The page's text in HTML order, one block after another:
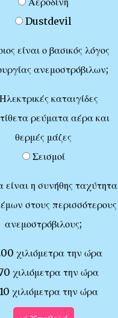
Dustdevil
είναι ο βασικός λόγος
ανεμοστρόβιλων;
καταιγίδες
ρεύματα αέρα και
θερμές μάζες
Σεισμοί
είναι η συνήθης ταχύτητα
στους περισσότερους
ανεμοστρόβιλους;
χιλιόμετρα την ώρα
χιλιόμετρα την ώρα
χιλιόμετρα την ώρα